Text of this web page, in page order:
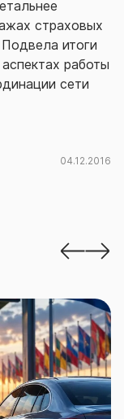
страховых
итоги
работы
сети
04.12.2016